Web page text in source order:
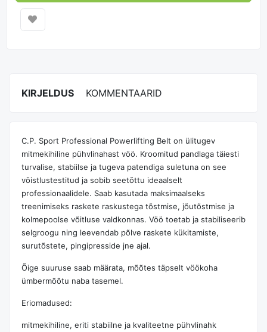
KIRJELDUS KOMMENTAARID
C.P. Sport Professional Powerlifting Belt on ülitugev
mitmekihiline pühvlinahast vöö. Kroomitud pandlaga täiesti
turvalise, stabiilse ja tugeva patendiga suletuna on see
võistlustestitud ja sobib seetõttu ideaalselt
professionaalidele. Saab kasutada maksimaalseks
treenimiseks raskete raskustega tõstmise, jõutõstmise ja
kolmepoolse võitluse valdkonnas. Vöö toetab ja stabiliseerib
selgroogu ning leevendab põlve raskete kükitamiste,
surutõstete, pingipresside jne ajal.
Õige suuruse saab määrata, mõõtes täpselt vöökoha
ümbermõõtu naba tasemel.
Eriomadused:
mitmekihiline, eriti stabiilne ja kvaliteetne pühvlinahk